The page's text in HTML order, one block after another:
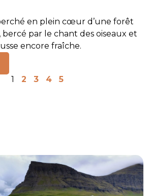
en plein cœur d’une forêt
bercé par le chant des oiseaux et
encore fraîche.
1 2 3 4 5